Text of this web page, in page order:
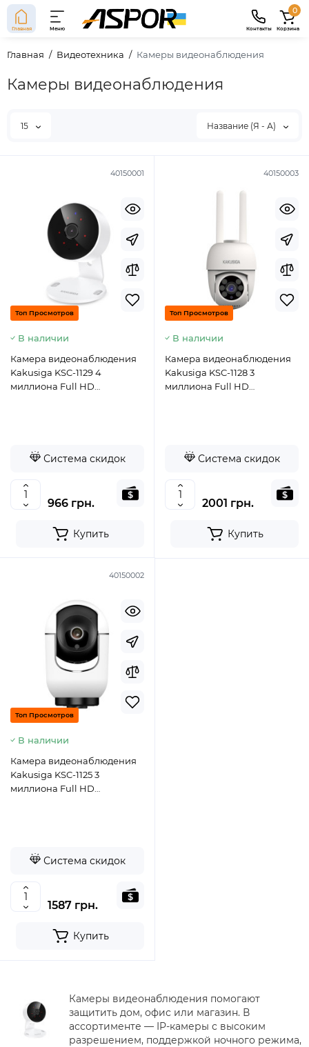
Главная Меню Контакты
0
Корзина
Главная Видеотехника Камеры видеонаблюдения
Камеры видеонаблюдения
15 Название (Я - А)
40150001
Топ Просмотров
В наличии
Камера видеонаблюдения
Kakusiga KSC-1129 4
миллиона Full HD
Система скидок
966 грн.
Купить
40150003
Топ Просмотров
В наличии
Камера видеонаблюдения
Kakusiga KSC-1128 3
миллиона Full HD
Система скидок
2001 грн.
Купить
40150002
Топ Просмотров
В наличии
Камера видеонаблюдения
Kakusiga KSC-1125 3
миллиона Full HD
Система скидок
1587 грн.
Купить
Камеры видеонаблюдения помогают
защитить дом, офис или магазин. В
ассортименте — IP-камеры с высоким
разрешением, поддержкой ночного режима,